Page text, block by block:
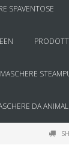
SPAVENTOSE
MASCHERE
DA